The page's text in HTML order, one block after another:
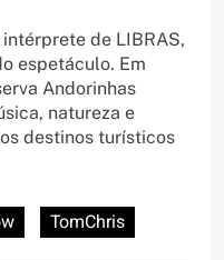
de LIBRAS,
espetáculo. Em
Andorinhas
natureza e
destinos turísticos
TomChris